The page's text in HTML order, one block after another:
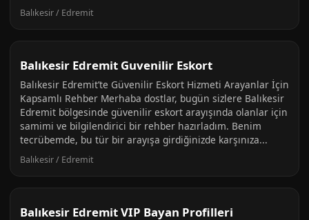
Balıkesir / Edremit
Balıkesir Edremit Guvenilir Eskort
Balıkesir Edremit’te Güvenilir Eskort Hizmeti Arayanlar İçin
Kapsamlı Rehber Merhaba dostlar, bugün sizlere Balıkesir
Edremit bölgesinde güvenilir eskort arayışında olanlar için
samimi ve bilgilendirici bir rehber hazırladım. Benim
tecrübemde, bu tür bir arayışa girdiğinizde karşınıza...
Balıkesir / Edremit
Balıkesir Edremit VIP Bayan Profilleri